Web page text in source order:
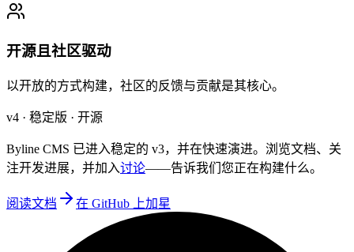
开源且社区驱动
以开放的方式构建，社区的反馈与贡献是其核心。
v4 · 稳定版 · 开源
Byline CMS 已进入稳定的 v3，并在快速演进。浏览文档、关
注开发进展，并加入讨论——告诉我们您正在构建什么。
阅读文档 在 GitHub 上加星